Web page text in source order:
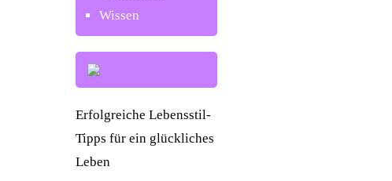
Wissen
Erfolgreiche Lebensstil-
Tipps für ein glückliches
Leben